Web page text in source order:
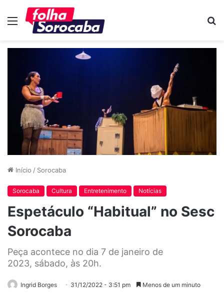
Menu
Início / Sorocaba
Sorocaba Cultura Entretenimento Notícias
Espetáculo “Habitual” no Sesc
Sorocaba
Peça acontece no dia 7 de janeiro de
2023, sábado, às 20h.
Ingrid Borges 31/12/2022 - 3:51 pm Menos de um minuto